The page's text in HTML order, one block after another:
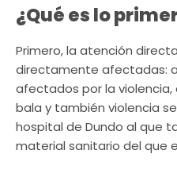
¿Qué es lo
Primero, la atención
directamente afectadas:
afectados por la
bala y también violencia
hospital de Dundo al que
material sanitario del que